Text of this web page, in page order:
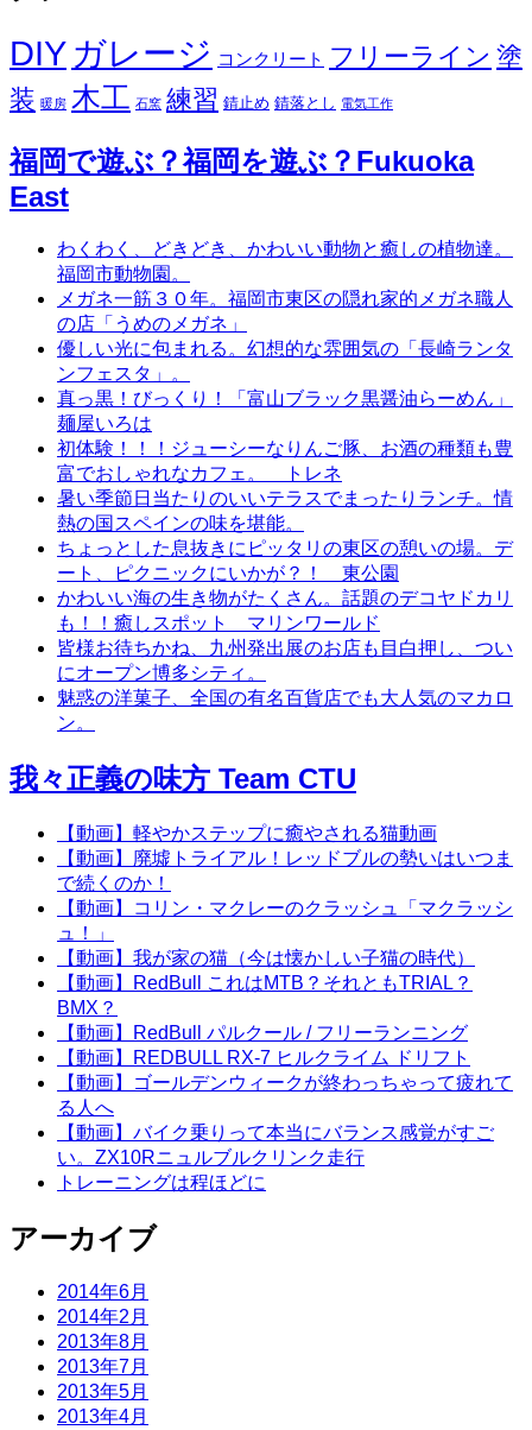
DIY ガレージ コンクリート フリーライン 塗
装 暖房 木工 石窯 練習 錆止め 錆落とし 電気工作
福岡で遊ぶ？福岡を遊ぶ？Fukuoka
East
わくわく、どきどき、かわいい動物と癒しの植物達。
福岡市動物園。
メガネ一筋３０年。福岡市東区の隠れ家的メガネ職人
の店「うめのメガネ」
優しい光に包まれる。幻想的な雰囲気の「長崎ランタ
ンフェスタ」。
真っ黒！びっくり！「富山ブラック黒醤油らーめん」
麺屋いろは
初体験！！！ジューシーなりんご豚、お酒の種類も豊
富でおしゃれなカフェ。 トレネ
暑い季節日当たりのいいテラスでまったりランチ。情
熱の国スペインの味を堪能。
ちょっとした息抜きにピッタリの東区の憩いの場。デ
ート、ピクニックにいかが？！ 東公園
かわいい海の生き物がたくさん。話題のデコヤドカリ
も！！癒しスポット マリンワールド
皆様お待ちかね、九州発出展のお店も目白押し、つい
にオープン博多シティ。
魅惑の洋菓子、全国の有名百貨店でも大人気のマカロ
ン。
我々正義の味方 Team CTU
【動画】軽やかステップに癒やされる猫動画
【動画】廃墟トライアル！レッドブルの勢いはいつま
で続くのか！
【動画】コリン・マクレーのクラッシュ「マクラッシ
ュ！」
【動画】我が家の猫（今は懐かしい子猫の時代）
【動画】RedBull これはMTB？それともTRIAL？
BMX？
【動画】RedBull パルクール / フリーランニング
【動画】REDBULL RX-7 ヒルクライム ドリフト
【動画】ゴールデンウィークが終わっちゃって疲れて
る人へ
【動画】バイク乗りって本当にバランス感覚がすご
い。ZX10Rニュルブルクリンク走行
トレーニングは程ほどに
アーカイブ
2014年6月
2014年2月
2013年8月
2013年7月
2013年5月
2013年4月